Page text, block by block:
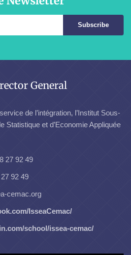
Subscribe
General
de l’intégration, l’Institut Sous-
Statistique et d’Economie Appliquée
27 92 49
92 49
cemac.org
IsseaCemac/
school/issea-cemac/